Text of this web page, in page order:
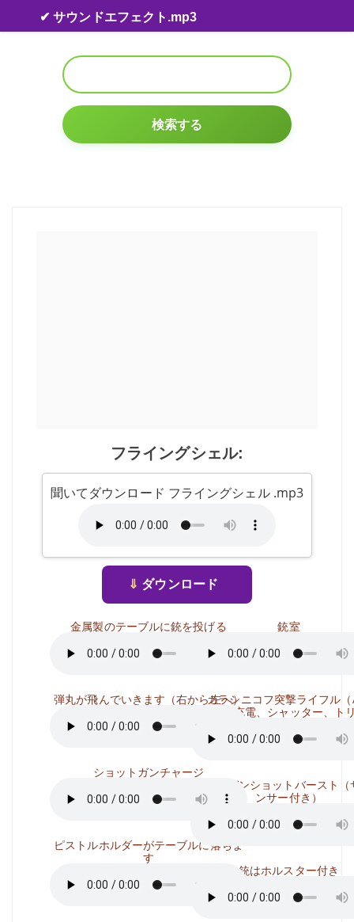
Skip to content
✔ サウンドエフェクト.mp3
検索する
フライングシェル:
聞いてダウンロード フライングシェル .mp3
⇓ ダウンロード
金属製のテーブルに銃を投げる
弾丸が飛んでいきます（右から左へ）
ショットガンチャージ
ピストルホルダーがテーブルに落ちま
す
銃室
カラシニコフ突撃ライフル
47）、充電、シャッター、ト
マシンガンショットバースト
ンサー付き）
銃はホルスター付き